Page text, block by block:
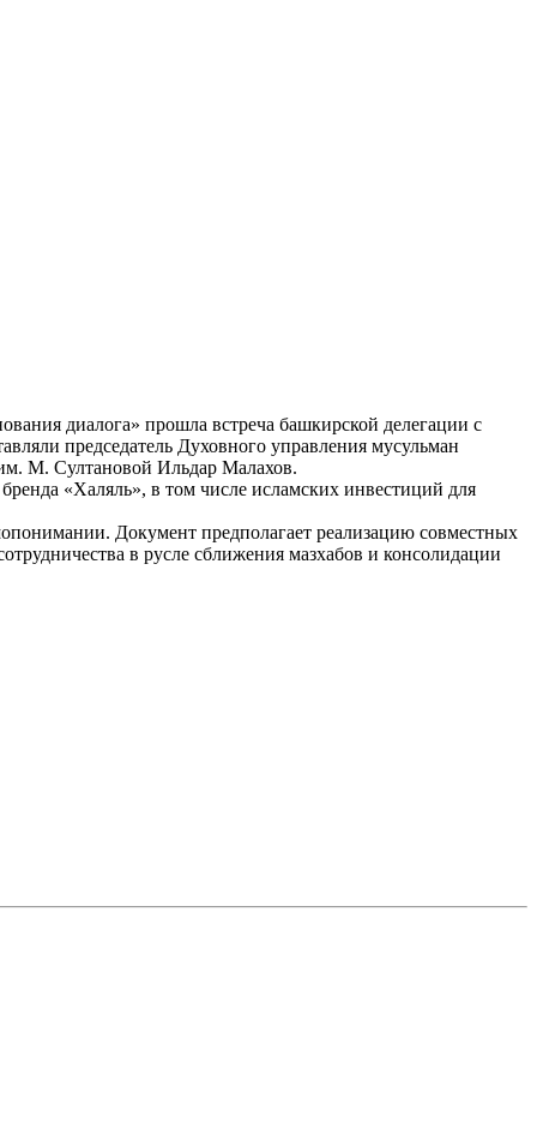
диалога» прошла встреча башкирской делегации с
председатель Духовного управления мусульман
М. Султановой Ильдар Малахов.
«Халяль», в том числе исламских инвестиций для
Документ предполагает реализацию совместных
в русле сближения мазхабов и консолидации